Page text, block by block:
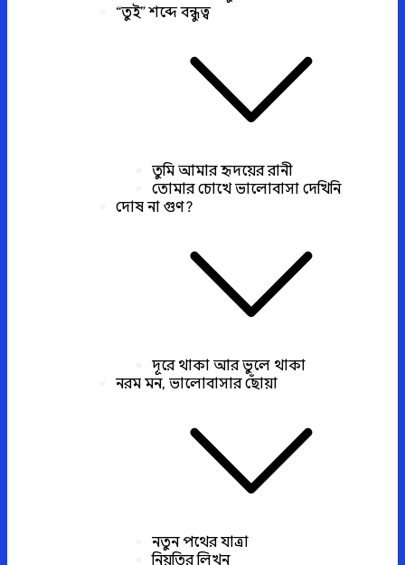
“তুই” শব্দে বন্ধুত্ব
তুমি আমার হৃদয়ের রানী
তোমার চোখে ভালোবাসা দেখিনি
দোষ না গুণ?
দূরে থাকা আর ভুলে থাকা
নরম মন, ভালোবাসার ছোঁয়া
নতুন পথের যাত্রা
নিয়তির লিখন